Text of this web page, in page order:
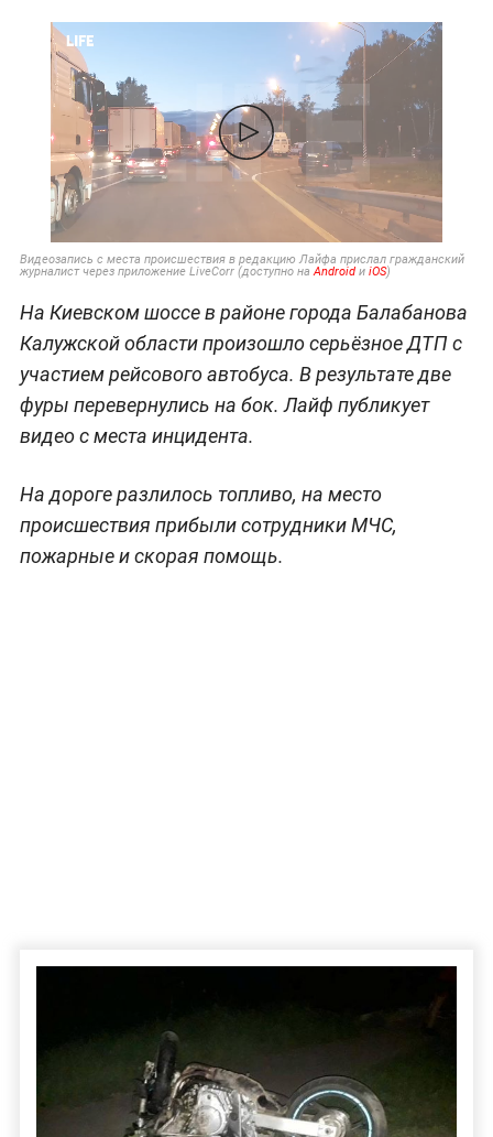
Видеозапись с места происшествия в редакцию Лайфа прислал гражданский
журналист через приложение LiveCorr (доступно на AndroidиiOS)
На Киевском шоссе в районе города Балабанова
Калужской области произошло серьёзное ДТП с
участием рейсового автобуса. В результате две
фуры перевернулись на бок. Лайф публикует
видео с места инцидента.
На дороге разлилось топливо, на место
происшествия прибыли сотрудники МЧС,
пожарные и скорая помощь.